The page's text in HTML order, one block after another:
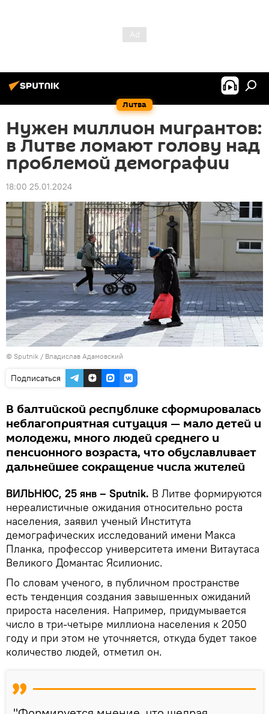
Литва
Нужен миллион мигрантов:
в Литве ломают голову над
проблемой демографии
18:00 25.01.2024
© Sputnik / Владислав Адамовский
Подписаться
В балтийской республике сформировалась
неблагоприятная ситуация — мало детей и
молодежи, много людей среднего и
пенсионного возраста, что обуславливает
дальнейшее сокращение числа жителей
ВИЛЬНЮС, 25 янв – Sputnik. В Литве формируются
нереалистичные ожидания относительно роста
населения, заявил ученый Института
демографических исследований имени Макса
Планка, профессор университета имени Витаутаса
Великого Домантас Ясилионис.
По словам ученого, в публичном пространстве
есть тенденция создания завышенных ожиданий
прироста населения. Например, придумывается
число в три-четыре миллиона населения к 2050
году и при этом не уточняется, откуда будет такое
количество людей, отметил он.